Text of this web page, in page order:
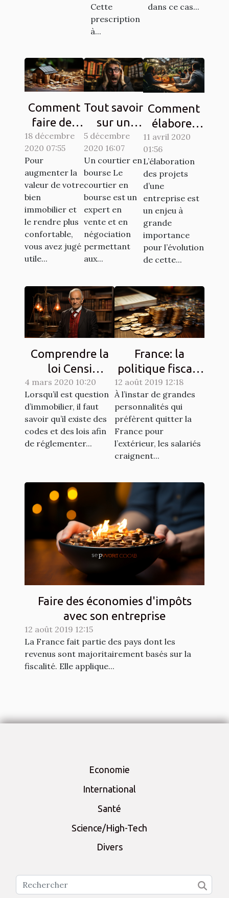
Cette
prescription
à...
dans ce cas...
Comment
faire des
économies
sur le coût
de la
rénovation
d’une
maison ?
18 décembre
2020 07:55
Pour
augmenter la
valeur de votre
bien
immobilier et
le rendre plus
confortable,
vous avez jugé
utile...
Tout savoir
sur un
courtier en
bourse !
5 décembre
2020 16:07
Un courtier en
bourse Le
courtier en
bourse est un
expert en
vente et en
négociation
permettant
aux...
Comment
élaborer
les projets
de votre
entreprise ?
11 avril 2020
01:56
L’élaboration
des projets
d’une
entreprise est
un enjeu à
grande
importance
pour l’évolution
de cette...
Comprendre la
loi Censi
Bouvard
4 mars 2020 10:20
Lorsqu’il est question
d’immobilier, il faut
savoir qu’il existe des
codes et des lois afin
de réglementer...
France: la
politique fiscale
est-elle
excessive ?
12 août 2019 12:18
À l’instar de grandes
personnalités qui
préfèrent quitter la
France pour
l’extérieur, les salariés
craignent...
Faire des économies d'impôts
avec son entreprise
12 août 2019 12:15
La France fait partie des pays dont les
revenus sont majoritairement basés sur la
fiscalité. Elle applique...
Economie
International
Santé
Science/High-Tech
Divers